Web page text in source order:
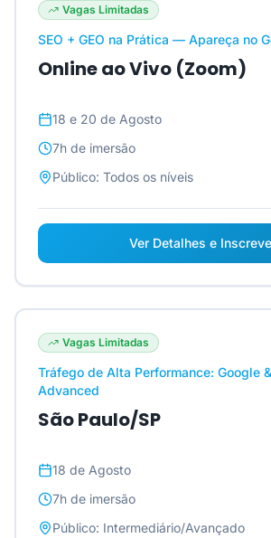
Vagas Limitadas
SEO + GEO na Prática — Apareça no
Online ao Vivo (Zoom)
18 e 20 de Agosto
7h de imersão
Público: Todos os níveis
Ver Detalhes e
Vagas Limitadas
Tráfego de Alta Performance: Google
Advanced
São Paulo/SP
18 de Agosto
7h de imersão
Público: Intermediário/Avançado